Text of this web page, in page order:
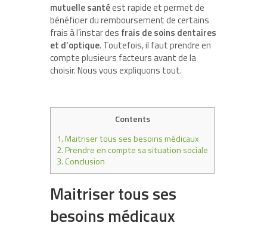
mutuelle santéest rapide et permet de
bénéficier du remboursement de certains
frais à l’instar des frais de soins dentaires
et d’optique. Toutefois, il faut prendre en
compte plusieurs facteurs avant de la
choisir. Nous vous expliquons tout.
Contents
1.Maitriser tous ses besoins médicaux
2.Prendre en compte sa situation sociale
3.Conclusion
Maitriser tous ses
besoins médicaux